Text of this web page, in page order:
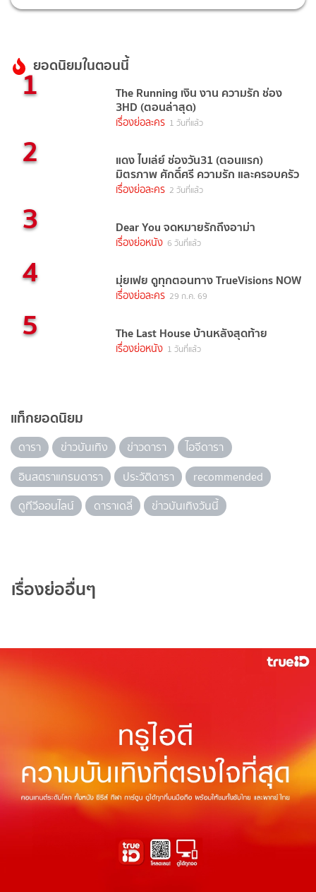
ยอดนิยมในตอนนี้
1 The Running เงิน งาน ความรัก ช่อง
3HD (ตอนล่าสุด)
เรื่องย่อละคร 1 วันที่แล้ว
2 แดง ไบเล่ย์ ช่องวัน31 (ตอนแรก)
มิตรภาพ ศักดิ์ศรี ความรัก และครอบครัว
เรื่องย่อละคร 2 วันที่แล้ว
3 Dear You จดหมายรักถึงอาม่า
เรื่องย่อหนัง 6 วันที่แล้ว
4 มุ่ยเฟย ดูทุกตอนทาง TrueVisions NOW
เรื่องย่อละคร 29 ก.ค. 69
5 The Last House บ้านหลังสุดท้าย
เรื่องย่อหนัง 1 วันที่แล้ว
แท็กยอดนิยม
ดารา ข่าวบันเทิง ข่าวดารา
ไอจีดารา
อินสตราแกรมดารา
ประวัติดารา
recommended
ดูทีวีออนไลน์
ดาราเดลี่ ข่าวบันเทิงวันนี้
เรื่องย่ออื่นๆ